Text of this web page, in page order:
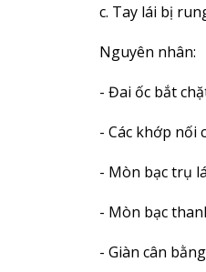
c. Tay lái bị
Nguyên nhân:
- Đai ốc bắt
- Các khớp nối
- Mòn bạc trụ
- Mòn bạc
- Giàn cân